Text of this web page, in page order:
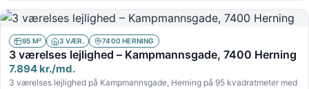
95 M² 3 VÆR. 7400 HERNING
3 værelses lejlighed – Kampmannsgade, 7400 Herning
7.894 kr./md.
3 værelses lejlighed på Kampmannsgade, Herning på 95 kvadratmeter med